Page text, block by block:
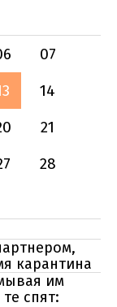
07
14
21
28
карантина
им
спят: